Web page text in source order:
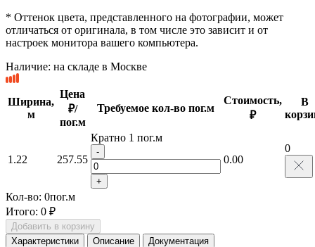
* Оттенок цвета, представленного на фотографии, может
отличаться от оригинала, в том числе это зависит и от
настроек монитора вашего компьютера.
Наличие: на складе в Москве
Ширина,
м
Цена
₽/
пог.м
Требуемое кол-во пог.м
Стоимость,
₽
В
1.22 257.55
Кратно 1 пог.м
-
+
0.00
0
Кол-во: 0пог.м
Итого: 0 ₽
Добавить в корзину
Характеристики
Описание Документация